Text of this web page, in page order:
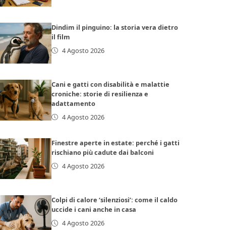
Dindim il pinguino: la storia vera dietro
il film
4 Agosto 2026
Cani e gatti con disabilità e malattie
croniche: storie di resilienza e
adattamento
4 Agosto 2026
Finestre aperte in estate: perché i gatti
rischiano più cadute dai balconi
4 Agosto 2026
Colpi di calore ‘silenziosi’: come il caldo
uccide i cani anche in casa
4 Agosto 2026